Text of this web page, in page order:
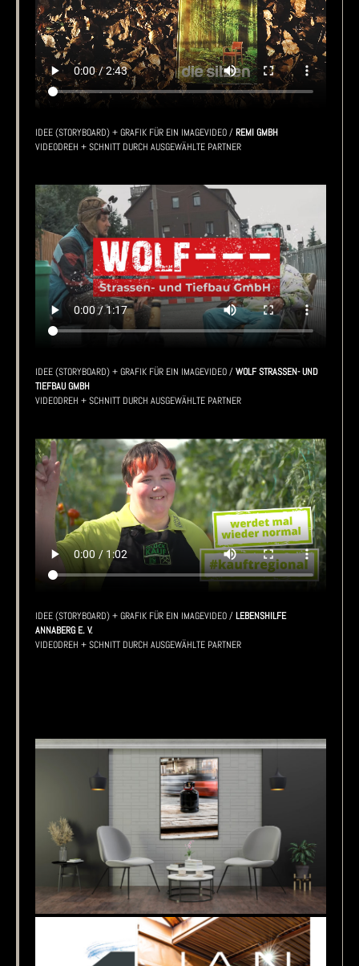
IDEE (STORYBOARD) + GRAFIK FÜR EIN IMAGEVIDEO /REMI GMBH
VIDEODREH + SCHNITT DURCH AUSGEWÄHLTE PARTNER
IDEE (STORYBOARD) + GRAFIK FÜR EIN IMAGEVIDEO /WOLF STRASSEN- UND T
IEFBAU GMBH
VIDEODREH + SCHNITT DURCH AUSGEWÄHLTE PARTNER
IDEE (STORYBOARD) + GRAFIK FÜR EIN IMAGEVIDEO /LEBENSHILFE
ANNABERG E. V.
VIDEODREH + SCHNITT DURCH AUSGEWÄHLTE PARTNER